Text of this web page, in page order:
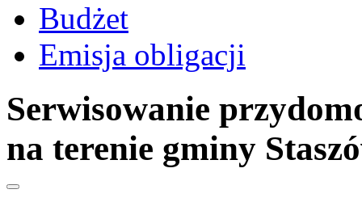
Budżet
Emisja obligacji
Serwisowanie
na terenie gminy